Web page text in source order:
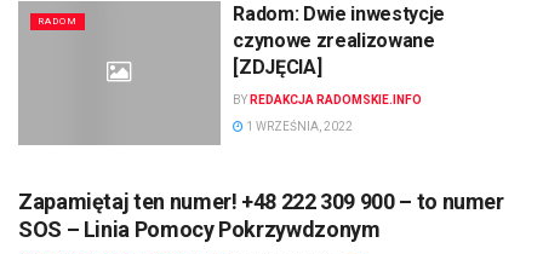
RADOM
Radom: Dwie inwestycje
czynowe zrealizowane
[ZDJĘCIA]
BY REDAKCJA RADOMSKIE.INFO
1 WRZEŚNIA, 2022
Zapamiętaj ten numer! +48 222 309 900 – to numer
SOS – Linia Pomocy Pokrzywdzonym